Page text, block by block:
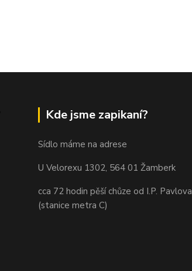
Kde jsme zapikaní?
Sídlo máme na adrese
U Velorexu 1302, 564 01 Žamberk
cca 72 hodin pěší chůze od I.P. Pavlova
(stanice metra C)